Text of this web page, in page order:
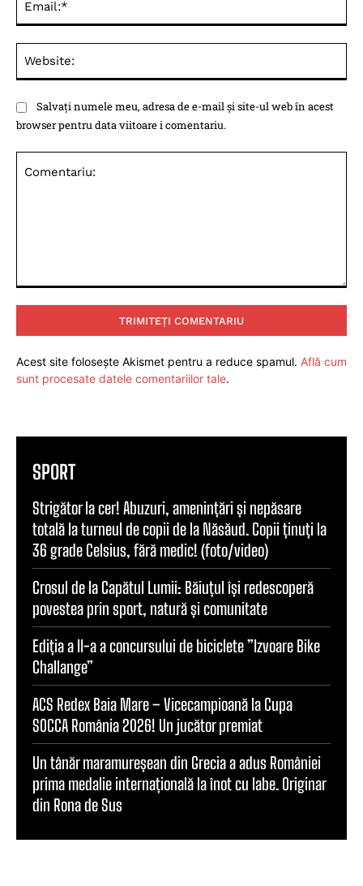
Salvați numele meu, adresa de e-mail și site-ul web în acest
browser pentru data viitoare i comentariu.
Acest site folosește Akismet pentru a reduce spamul. Află cum
sunt procesate datele comentariilor tale.
SPORT
Strigător la cer! Abuzuri, amenințări și nepăsare
totală la turneul de copii de la Năsăud. Copii ținuți la
36 grade Celsius, fără medic! (foto/video)
Crosul de la Capătul Lumii: Băiuțul își redescoperă
povestea prin sport, natură și comunitate
Ediția a II-a a concursului de biciclete ”Izvoare Bike
Challange”
ACS Redex Baia Mare – Vicecampioană la Cupa
SOCCA România 2026! Un jucător premiat
Un tânăr maramureșean din Grecia a adus României
prima medalie internațională la înot cu labe. Originar
din Rona de Sus